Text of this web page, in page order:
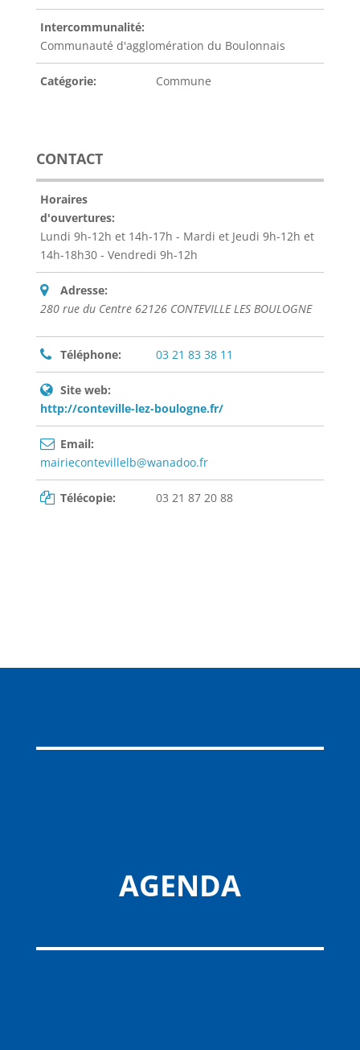
Intercommunalité:
Communauté d'agglomération du Boulonnais
Catégorie: Commune
CONTACT
Horaires
d'ouvertures:
Lundi 9h-12h et 14h-17h - Mardi et Jeudi 9h-12h et
14h-18h30 - Vendredi 9h-12h
Adresse:
280 rue du Centre 62126 CONTEVILLE LES BOULOGNE
Téléphone: 03 21 83 38 11
Site web:
http://conteville-lez-boulogne.fr/
Email:
mairiecontevillelb@wanadoo.fr
Télécopie: 03 21 87 20 88
AGENDA